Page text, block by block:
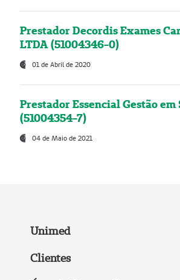
Prestador Decordis Exames
LTDA (51004346-0)
01 de Abril de 2020
Prestador Essencial Gestão em
(51004354-7)
04 de Maio de 2021
Unimed
Clientes